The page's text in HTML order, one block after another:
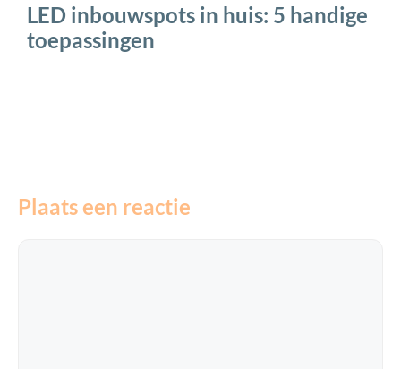
LED inbouwspots in huis: 5 handige
toepassingen
Plaats een reactie